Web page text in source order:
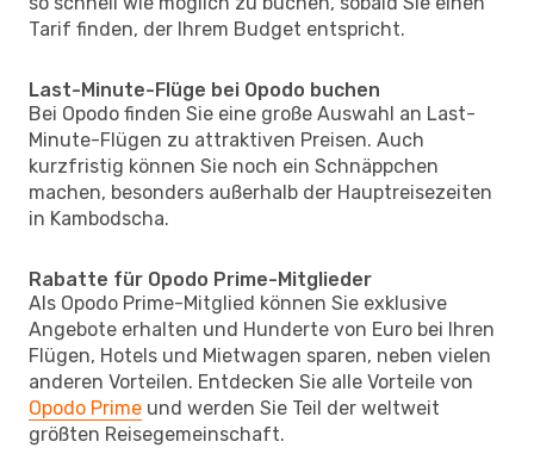
Tarif finden, der Ihrem Budget entspricht.
Last-Minute-Flüge bei Opodo buchen
Bei Opodo finden Sie eine große Auswahl an Last-
Minute-Flügen zu attraktiven Preisen. Auch
kurzfristig können Sie noch ein Schnäppchen
machen, besonders außerhalb der Hauptreisezeiten
in Kambodscha.
Rabatte für Opodo Prime-Mitglieder
Als Opodo Prime-Mitglied können Sie exklusive
Angebote erhalten und Hunderte von Euro bei Ihren
Flügen, Hotels und Mietwagen sparen, neben vielen
anderen Vorteilen. Entdecken Sie alle Vorteile von
Opodo Prime und werden Sie Teil der weltweit
größten Reisegemeinschaft.